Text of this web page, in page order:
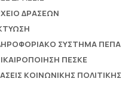
ΔΡΆΣΕΩΝ
ΣΎΣΤΗΜΑ ΠΕΠΑ
ΠΕΣΚΕ
ΚΟΙΝΩΝΙΚΉΣ ΠΟΛΙΤΙΚΉΣ